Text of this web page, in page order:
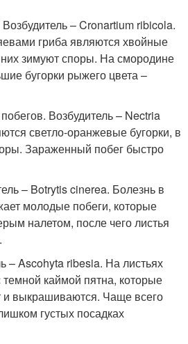
– Cronartium ribicola.
гриба являются хвойные
зимуют споры. На смородине
бугорки рыжего цвета –
Возбудитель – Nectria
светло-оранжевые бугорки, в
Зараженный побег быстро
– Botrytis cinerea. Болезнь в
молодые побеги, которые
налетом, после чего листья
– Ascohyta ribesia. На листьях
каймой пятна, которые
выкрашиваются. Чаще всего
густых посадках